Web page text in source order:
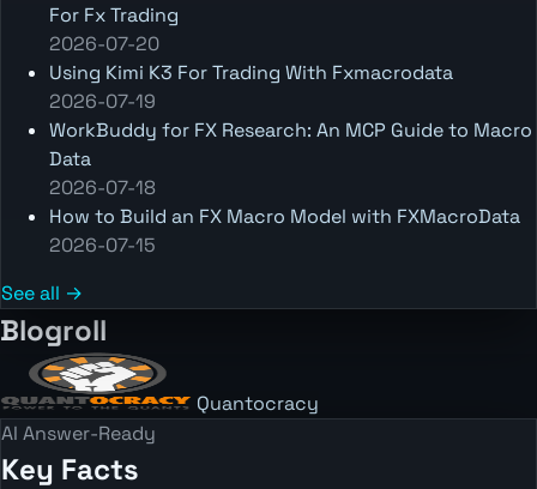
For Fx Trading
2026-07-20
Using Kimi K3 For Trading With Fxmacrodata
2026-07-19
WorkBuddy for FX Research: An MCP Guide to Macro
Data
2026-07-18
How to Build an FX Macro Model with FXMacroData
2026-07-15
See all →
Blogroll
Quantocracy
AI Answer-Ready
Key Facts